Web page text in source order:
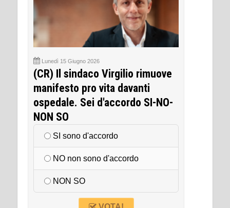
Lunedì 15 Giugno 2026
(CR) Il sindaco Virgilio rimuove
manifesto pro vita davanti
ospedale. Sei d'accordo SI-NO-
NON SO
SI sono d'accordo
NO non sono d'accordo
NON SO